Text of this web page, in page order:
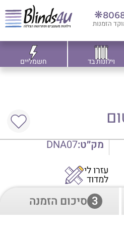
הזמנות
וילונות בד חשמליים
מק״ט:DNA07
עזרו לי
למדוד
3 סיכום הזמנה